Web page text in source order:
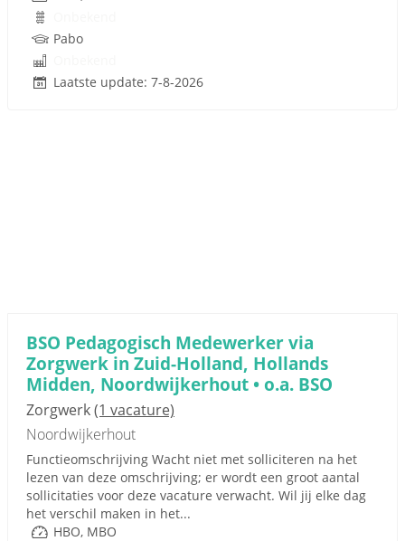
Pabo
Laatste update: 7-8-2026
BSO Pedagogisch Medewerker via
Zorgwerk in Zuid-Holland, Hollands
Midden, Noordwijkerhout • o.a. BSO
Zorgwerk(1 vacature)
Noordwijkerhout
Functieomschrijving Wacht niet met solliciteren na het
lezen van deze omschrijving; er wordt een groot aantal
sollicitaties voor deze vacature verwacht. Wil jij elke dag
het verschil maken in het...
HBO, MBO